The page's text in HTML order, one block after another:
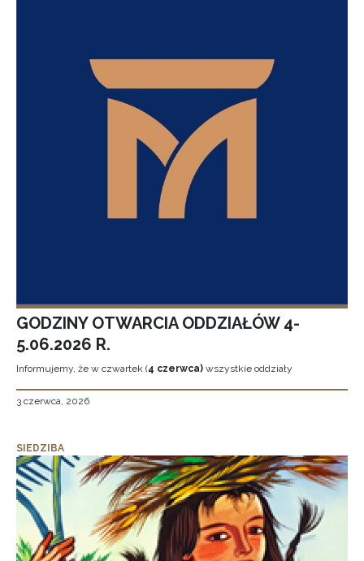
GODZINY OTWARCIA ODDZIAŁÓW 4-
5.06.2026 R.
Informujemy, że w czwartek (4 czerwca) wszystkie oddziały
3 czerwca, 2026
SIEDZIBA